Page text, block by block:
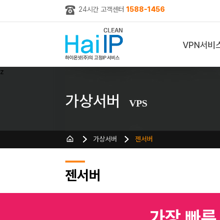
24시간 고객센터 1588-1456
VPN서비
z
가상서버 VPS
가상서버 젠서버
젠서버